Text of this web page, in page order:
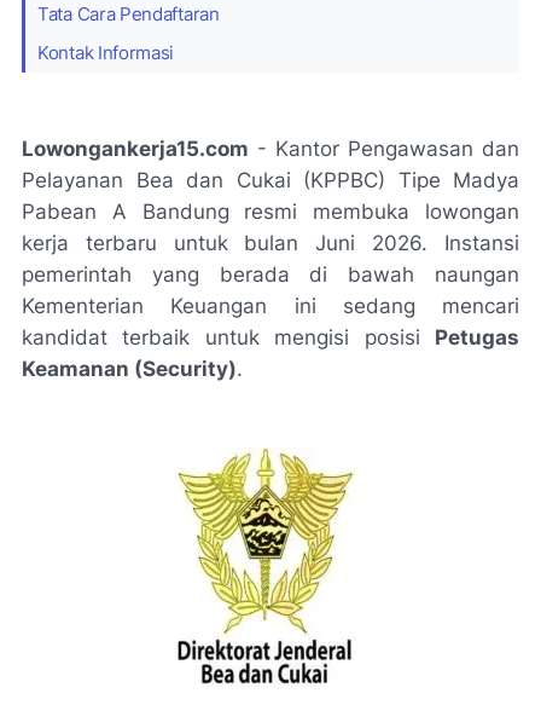
Tata Cara Pendaftaran
Kontak Informasi
Lowongankerja15.com - Kantor Pengawasan dan
Pelayanan Bea dan Cukai (KPPBC) Tipe Madya
Pabean A Bandung resmi membuka lowongan
kerja terbaru untuk bulan Juni 2026. Instansi
pemerintah yang berada di bawah naungan
Kementerian Keuangan ini sedang mencari
kandidat terbaik untuk mengisi posisi Petugas
Keamanan (Security).